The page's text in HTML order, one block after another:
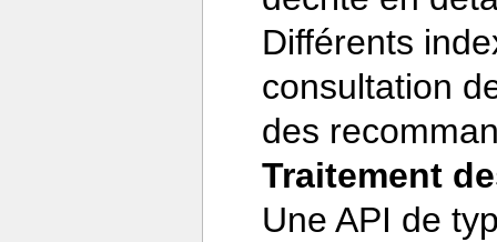
Différents
consultation
des
Traitement
Une API de